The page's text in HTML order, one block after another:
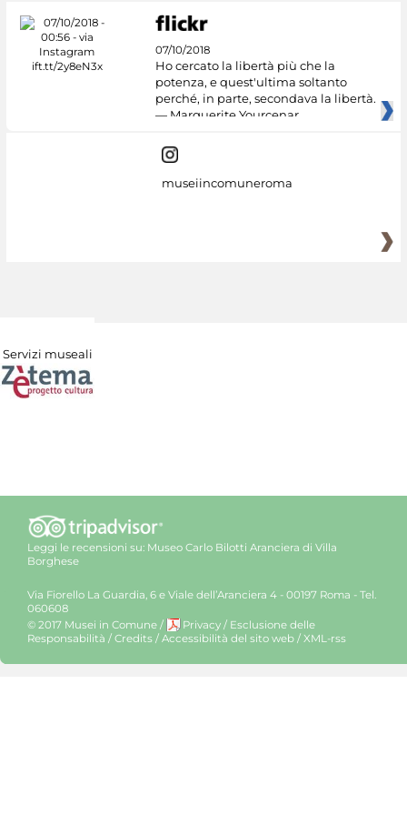
07/10/2018
Ho cercato la libertà più che la
potenza, e quest'ultima soltanto
perché, in parte, secondava la libertà.
— Marguerite Yourcenar
museiincomuneroma
Servizi museali
Leggi le recensioni su: Museo Carlo Bilotti Aranciera di Villa
Borghese
Via Fiorello La Guardia, 6 e Viale dell’Aranciera 4 - 00197 Roma - Tel.
060608
© 2017 Musei in Comune / Privacy / Esclusione delle
Responsabilità / Credits / Accessibilità del sito web / XML-rss